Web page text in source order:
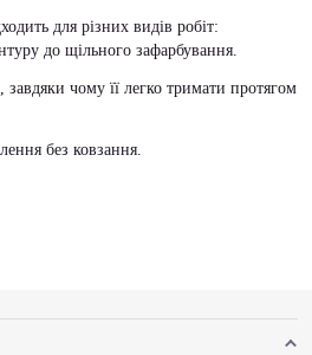
для різних видів робіт:
до щільного зафарбування.
чому її легко тримати протягом
без ковзання.